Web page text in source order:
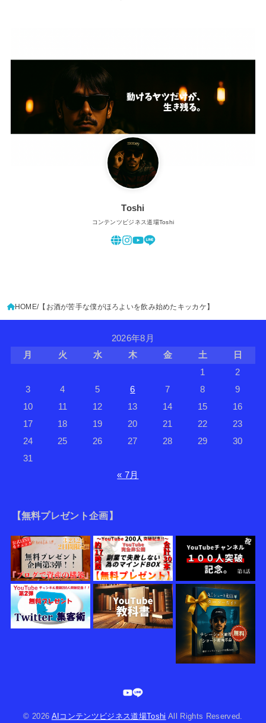
Toshi
コンテンツビジネス道場Toshi
HOME 【お酒が苦手な僕がほろよいを飲み始めたキッカケ】
2026年8月
月
火 水 木 金 土
日
1
2
3
4 5 6 7 8
9
10
11 12 13 14 15
16
17
18 19 20 21 22
23
24
25 26 27 28 29
30
31
« 7月
【無料プレゼント企画】
© 2026 AIコンテンツビジネス道場Toshi All Rights Reserved.